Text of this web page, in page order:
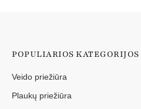
POPULIARIOS KATEGORIJOS
Veido priežiūra
Plaukų priežiūra